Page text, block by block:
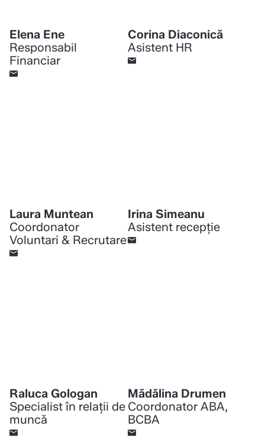
Elena Ene
Responsabil
Financiar
Corina Diaconică
Asistent HR
Laura Muntean
Coordonator
Voluntari & Recrutare
Irina Simeanu
Asistent recepție
Raluca Gologan
Specialist în relații de
muncǎ
Mădălina Drumen
Coordonator ABA,
BCBA